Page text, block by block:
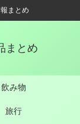
まとめ
まとめ
飲み物
旅行